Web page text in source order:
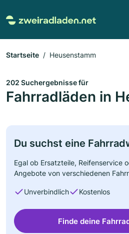
Startseite Heusenstamm
202 Suchergebnisse für
Fahrradläden in
Du suchst eine
Egal ob Ersatzteile, Reifenservice
Angebote von verschiedenen
Unverbindlich Kostenlos
Finde deine